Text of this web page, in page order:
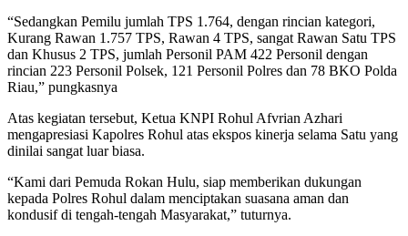
“Sedangkan Pemilu jumlah TPS 1.764, dengan rincian kategori,
Kurang Rawan 1.757 TPS, Rawan 4 TPS, sangat Rawan Satu TPS
dan Khusus 2 TPS, jumlah Personil PAM 422 Personil dengan
rincian 223 Personil Polsek, 121 Personil Polres dan 78 BKO Polda
Riau,” pungkasnya
Atas kegiatan tersebut, Ketua KNPI Rohul Afvrian Azhari
mengapresiasi Kapolres Rohul atas ekspos kinerja selama Satu yang
dinilai sangat luar biasa.
“Kami dari Pemuda Rokan Hulu, siap memberikan dukungan
kepada Polres Rohul dalam menciptakan suasana aman dan
kondusif di tengah-tengah Masyarakat,” tuturnya.